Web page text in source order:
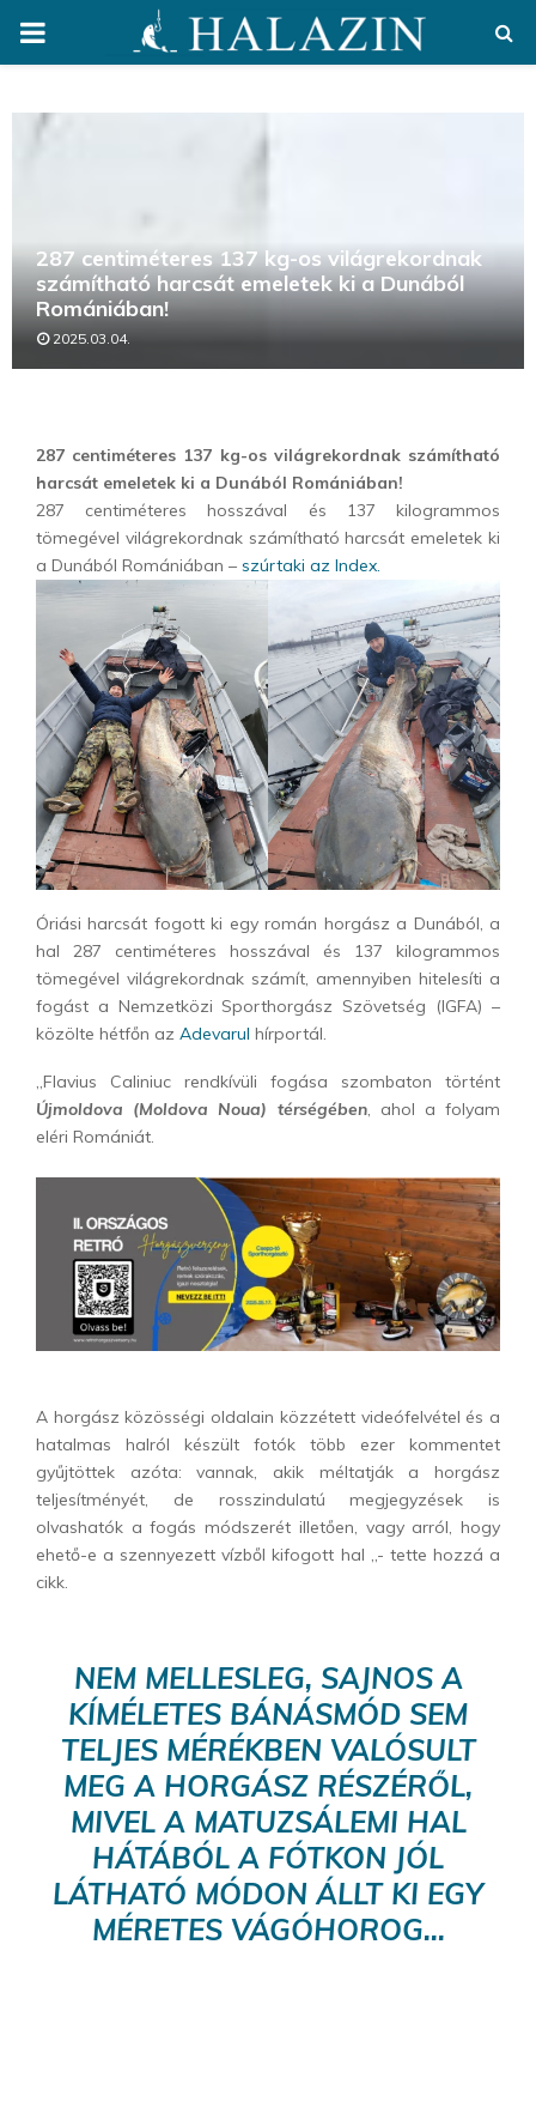
PRIMARY
287 centiméteres 137 kg-os világrekordnak
számítható harcsát emeletek ki a Dunából
Romániában!
2025.03.04.
287 centiméteres 137 kg-os világrekordnak számítható
harcsát emeletek ki a Dunából Romániában!
287 centiméteres hosszával és 137 kilogrammos
tömegével világrekordnak számítható harcsát emeletek ki
a Dunából Romániában – szúrtaki az Index.
Óriási harcsát fogott ki egy román horgász a Dunából, a
hal 287 centiméteres hosszával és 137 kilogrammos
tömegével világrekordnak számít, amennyiben hitelesíti a
fogást a Nemzetközi Sporthorgász Szövetség (IGFA) –
közölte hétfőn az Adevarul hírportál.
„Flavius Caliniuc rendkívüli fogása szombaton történt
Újmoldova (Moldova Noua) térségében, ahol a folyam
eléri Romániát.
A horgász közösségi oldalain közzétett videófelvétel és a
hatalmas halról készült fotók több ezer kommentet
gyűjtöttek azóta: vannak, akik méltatják a horgász
teljesítményét, de rosszindulatú megjegyzések is
olvashatók a fogás módszerét illetően, vagy arról, hogy
ehető-e a szennyezett vízből kifogott hal „- tette hozzá a
cikk.
NEM MELLESLEG, SAJNOS A
KÍMÉLETES BÁNÁSMÓD SEM
TELJES MÉRÉKBEN VALÓSULT
MEG A HORGÁSZ RÉSZÉRŐL,
MIVEL A MATUZSÁLEMI HAL
HÁTÁBÓL A FÓTKON JÓL
LÁTHATÓ MÓDON ÁLLT KI EGY
MÉRETES VÁGÓHOROG…